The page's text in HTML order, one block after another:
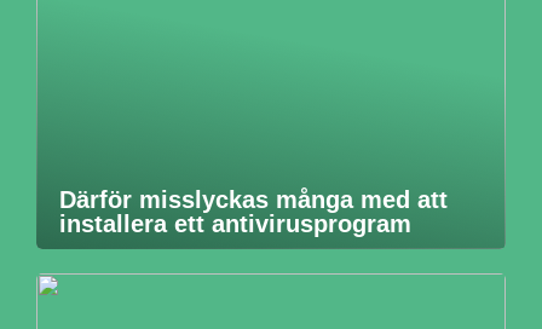
Därför misslyckas många med att
installera ett antivirusprogram